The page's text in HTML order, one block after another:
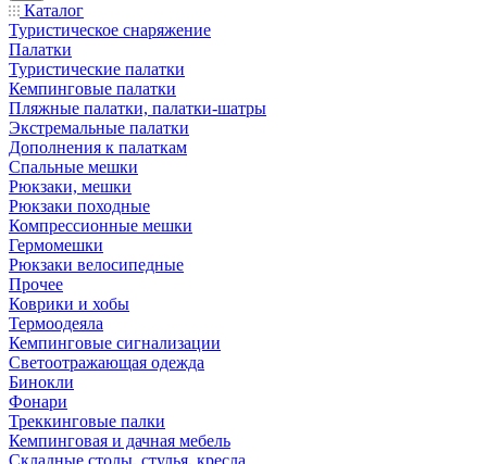
Каталог
Туристическое снаряжение
Палатки
Туристические палатки
Кемпинговые палатки
Пляжные палатки, палатки-шатры
Экстремальные палатки
Дополнения к палаткам
Спальные мешки
Рюкзаки, мешки
Рюкзаки походные
Компрессионные мешки
Гермомешки
Рюкзаки велосипедные
Прочее
Коврики и хобы
Термоодеяла
Кемпинговые сигнализации
Светоотражающая одежда
Бинокли
Фонари
Треккинговые палки
Кемпинговая и дачная мебель
Складные столы, стулья, кресла